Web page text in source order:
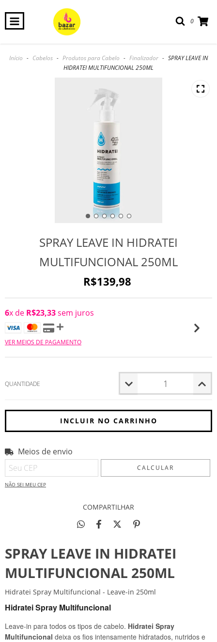
0
Início - Cabelos - Produtos para Cabelo - Finalizador - SPRAY LEAVE IN
HIDRATEI MULTIFUNCIONAL 250ML
SPRAY LEAVE IN HIDRATEI
MULTIFUNCIONAL 250ML
R$139,98
6x de R$23,33sem juros
VER MEIOS DE PAGAMENTO
QUANTIDADE
Entregas para o CEP:
Meios de envio
CALCULAR
NÃO SEI MEU CEP
COMPARTILHAR
SPRAY LEAVE IN HIDRATEI
MULTIFUNCIONAL 250ML
Hidratei Spray Multifuncional - Leave-in 250ml
Hidratei Spray Multifuncional
Leave-in para todos os tipos de cabelo. Hidratei Spray
Multifuncional deixa os fios intensamente hidratados, nutridos e